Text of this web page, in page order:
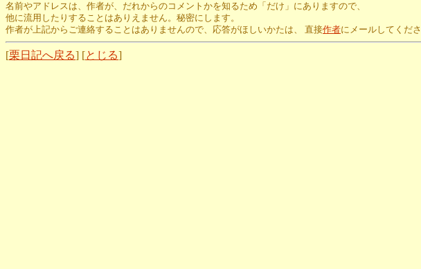
名前やアドレスは、作者が、だれからのコメントかを知るため「だけ」にありますので、
他に流用したりすることはありえません。秘密にします。
作者が上記からご連絡することはありませんので、応答がほしいかたは、 直接作者にメールしてくださ
[栗日記へ戻る] [とじる]